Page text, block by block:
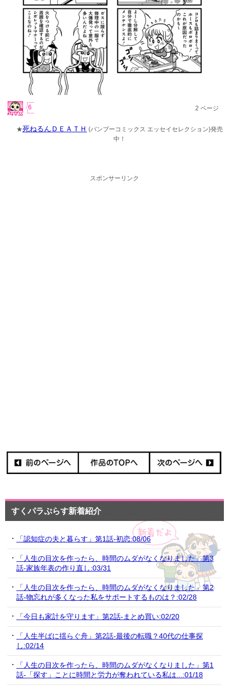
6
★死ねるんＤＥＡＴＨ (バンブーコミックス エッセイセレクション)発売
中！
2 ページ
スポンサーリンク
すくパラぷらす新着紹介
「認知症の夫と暮らす」第1話-初恋:08/06
「人生の目次を作ったら、時間のムダがなくなりました」第3
話-家族年表の作り直し:03/31
「人生の目次を作ったら、時間のムダがなくなりました」第2
話-物忘れが多くなった私をサポートするものは？:02/28
「今日も家計を守ります」第2話-まとめ買い:02/20
「人生半ばに揺らぐ舟」第2話-最後の転職？40代の仕事探
し:02/14
「人生の目次を作ったら、時間のムダがなくなりました」第1
話-「探す」ことに時間と労力が奪われている私は...:01/18